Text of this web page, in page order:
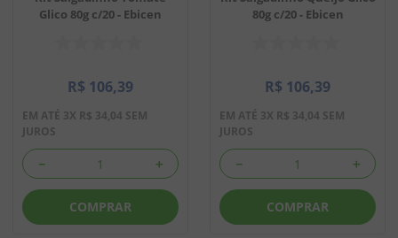
Glico 80g c/20 - Ebicen
R$ 106,39
EM ATÉ 3X R$ 34,04 SEM
JUROS
＋
－
COMPRAR
80g c/20 - Ebicen
R$ 106,39
EM ATÉ 3X R$ 34,04 SEM
JUROS
＋
－
COMPRAR